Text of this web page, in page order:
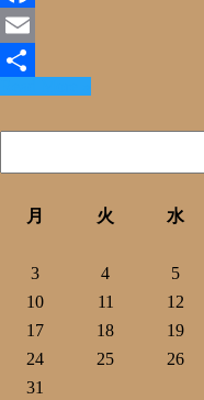
Facebook
Email
共
有
月
火 水
3
4 5
10
11 12
17
18 19
24
25 26
31